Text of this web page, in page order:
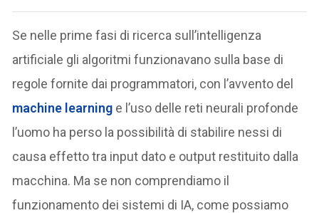
Se nelle prime fasi di ricerca sull’intelligenza
artificiale gli algoritmi funzionavano sulla base di
regole fornite dai programmatori, con l’avvento del
machine learning e l’uso delle reti neurali profonde
l’uomo ha perso la possibilità di stabilire nessi di
causa effetto tra input dato e output restituito dalla
macchina. Ma se non comprendiamo il
funzionamento dei sistemi di IA, come possiamo